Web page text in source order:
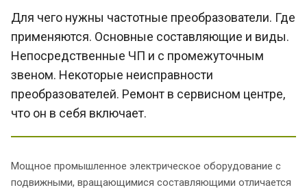
Для чего нужны частотные преобразователи. Где
применяются. Основные составляющие и виды.
Непосредственные ЧП и с промежуточным
звеном. Некоторые неисправности
преобразователей. Ремонт в сервисном центре,
что он в себя включает.
Мощное промышленное электрическое оборудование с
подвижными, вращающимися составляющими отличается